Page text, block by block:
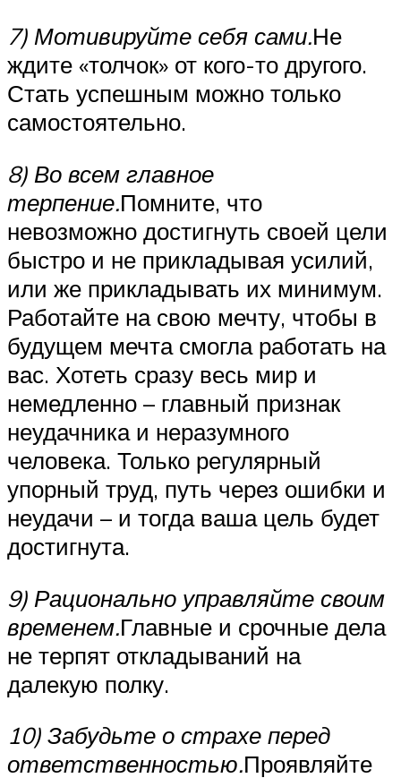
7) Мотивируйте себя сами.Не
ждите «толчок» от кого-то другого.
Стать успешным можно только
самостоятельно.
8) Во всем главное
терпение.Помните, что
невозможно достигнуть своей цели
быстро и не прикладывая усилий,
или же прикладывать их минимум.
Работайте на свою мечту, чтобы в
будущем мечта смогла работать на
вас. Хотеть сразу весь мир и
немедленно – главный признак
неудачника и неразумного
человека. Только регулярный
упорный труд, путь через ошибки и
неудачи – и тогда ваша цель будет
достигнута.
9) Рационально управляйте своим
временем.Главные и срочные дела
не терпят откладываний на
далекую полку.
10) Забудьте о страхе перед
ответственностью.Проявляйте